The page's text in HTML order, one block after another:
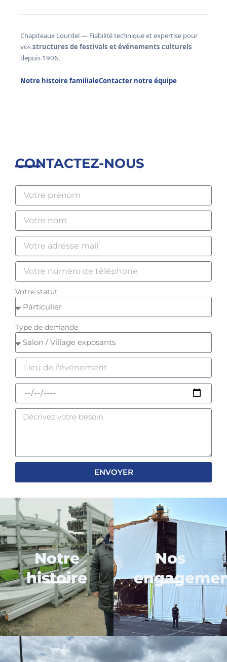
Chapiteaux Lourdel — Fiabilité technique et expertise pour
vosstructures de festivals et événements culturels
depuis 1906.
Notre histoire familialeContacter notre équipe
CONTACTEZ-NOUS
Votre statut
Type de demande
ENVOYER
Notre
histoire
Nos